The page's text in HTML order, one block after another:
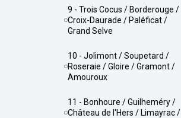
9 - Trois Cocus / Borderouge /
Croix-Daurade / Paléficat /
Grand Selve
10 - Jolimont / Soupetard /
Roseraie / Gloire / Gramont /
Amouroux
11 - Bonhoure / Guilheméry /
Château de l'Hers / Limayrac /